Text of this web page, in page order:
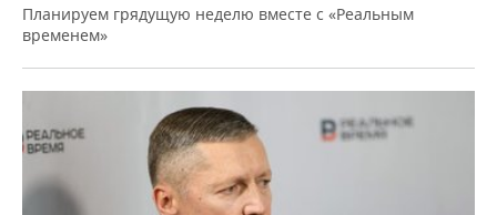
Планируем грядущую неделю вместе с «Реальным
временем»